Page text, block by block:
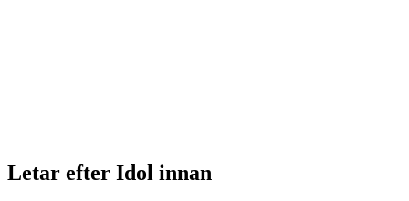
Letar efter Idol innan